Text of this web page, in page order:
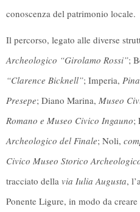
conoscenza del patrimonio locale.
Il percorso, legato alle diverse
Archeologico “Girolamo Rossi”;
“Clarence Bicknell”; Imperia,
Presepe; Diano Marina, Museo
Romano e Museo Civico Ingauno;
Archeologico del Finale; Noli,
Civico Museo Storico
tracciato della via Iulia Augusta,
Ponente Ligure, in modo da creare